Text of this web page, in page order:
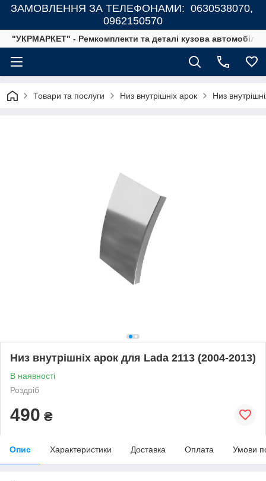
ЗАМОВЛЕННЯ ЗА ТЕЛЕФОНАМИ: 0630538070,
0962150570
"УКРМАРКЕТ" - Ремкомплекти та деталі кузова автомобілів
Товари та послуги Низ внутрішніх арок Низ
Низ внутрішніх арок для Lada 2113 (2004-2013)
В наявності
Роздріб
490 ₴
Опис Характеристики Доставка Оплата Умови